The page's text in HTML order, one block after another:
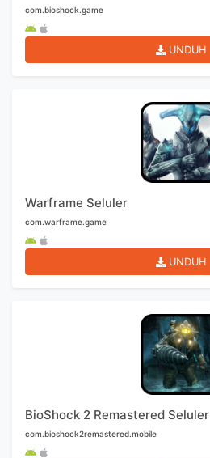
com.bioshock.game
UNDUH
Warframe Seluler
com.warframe.game
UNDUH
BioShock 2 Remastered Seluler
com.bioshock2remastered.mobile